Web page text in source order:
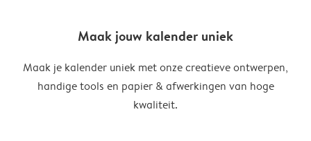
Maak jouw kalender uniek
Maak je kalender uniek met onze creatieve ontwerpen,
handige tools en papier & afwerkingen van hoge
kwaliteit.